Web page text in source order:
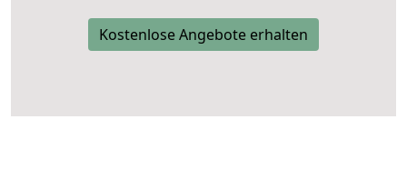
Kostenlose Angebote erhalten